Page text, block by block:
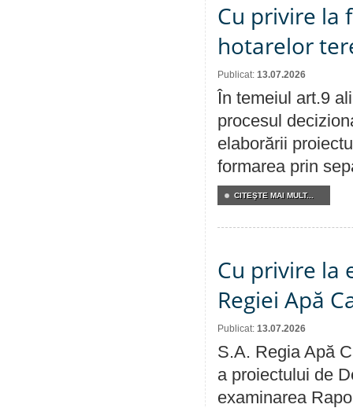
Cu privire la
hotarelor
Publicat: 13.07.2026
În temeiul art.9
procesul
elaborării
formarea prin
CITEŞTE MAI MULT...
Cu privire la
Regiei Apă
Publicat: 13.07.2026
S.A. Regia Apă
a proiectului de
examinarea